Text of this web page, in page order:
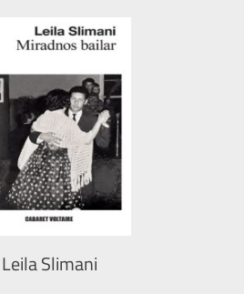
5
Leila Slimani